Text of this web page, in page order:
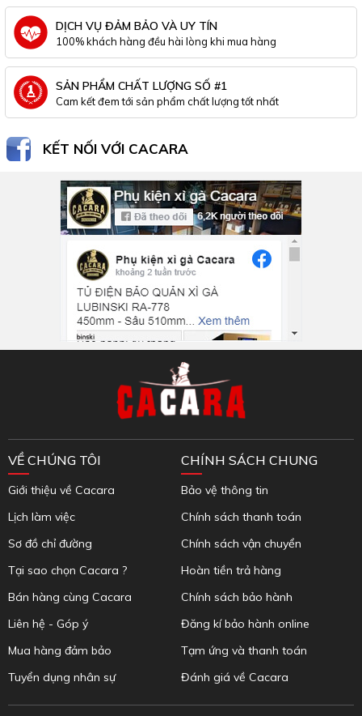
DỊCH VỤ ĐẢM BẢO VÀ UY TÍN
100% khách hàng đều hài lòng khi mua hàng
SẢN PHẨM CHẤT LƯỢNG SỐ #1
Cam kết đem tới sản phẩm chất lượng tốt nhất
KẾT NỐI VỚI CACARA
VỀ CHÚNG TÔI
Giới thiệu về Cacara
Lịch làm việc
Sơ đồ chỉ đường
Tại sao chọn Cacara ?
Bán hàng cùng Cacara
Liên hệ - Góp ý
Mua hàng đảm bảo
Tuyển dụng nhân sự
CHÍNH SÁCH CHUNG
Bảo vệ thông tin
Chính sách thanh toán
Chính sách vận chuyển
Hoàn tiền trả hàng
Chính sách bảo hành
Đăng kí bảo hành online
Tạm ứng và thanh toán
Đánh giá về Cacara